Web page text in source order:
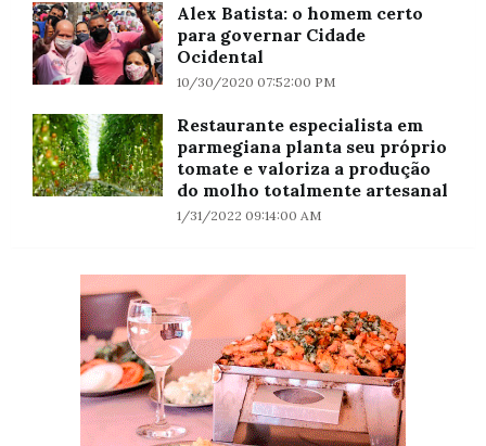
Alex Batista: o homem certo
para governar Cidade
Ocidental
10/30/2020 07:52:00 PM
Restaurante especialista em
parmegiana planta seu próprio
tomate e valoriza a produção
do molho totalmente artesanal
1/31/2022 09:14:00 AM